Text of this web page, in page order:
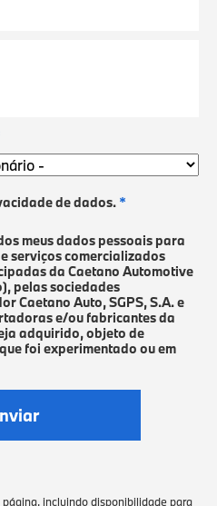
de dados. *
meus dados pessoais para
serviços comercializados
da Caetano Automotive
pelas sociedades
Caetano Auto, SGPS, S.A. e
e/ou fabricantes da
adquirido, objeto de
foi experimentado ou em
incluindo disponibilidade para
de dados. *
meus dados pessoais para
serviços comercializados
da Caetano Automotive
pelas sociedades
Caetano Auto, SGPS, S.A. e
e/ou fabricantes da
adquirido, objeto de
foi experimentado ou em
incluindo disponibilidade para